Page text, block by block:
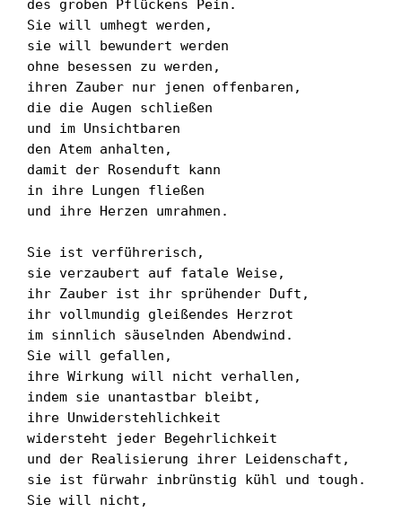
des groben Pflückens Pein.
Sie will umhegt werden,
sie will bewundert werden
ohne besessen zu werden,
ihren Zauber nur jenen offenbaren,
die die Augen schließen
und im Unsichtbaren
den Atem anhalten,
damit der Rosenduft kann
in ihre Lungen fließen
und ihre Herzen umrahmen.
Sie ist verführerisch,
sie verzaubert auf fatale Weise,
ihr Zauber ist ihr sprühender Duft,
ihr vollmundig gleißendes Herzrot
im sinnlich säuselnden Abendwind.
Sie will gefallen,
ihre Wirkung will nicht verhallen,
indem sie unantastbar bleibt,
ihre Unwiderstehlichkeit
widersteht jeder Begehrlichkeit
und der Realisierung ihrer Leidenschaft,
sie ist fürwahr inbrünstig kühl und tough.
Sie will nicht,